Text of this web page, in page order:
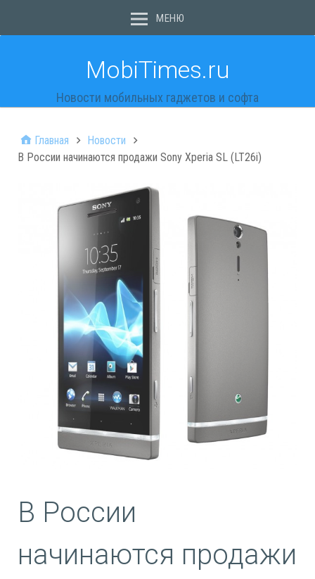
МЕНЮ
MobiTimes.ru
Новости мобильных гаджетов и софта
Главная
Новости
В России начинаются продажи Sony Xperia SL (LT26i)
В России
начинаются продажи